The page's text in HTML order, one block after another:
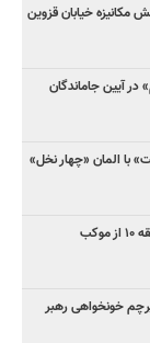
مواکب فرهنگی و پویش «۱۶۸ قدم» در آیین جاماندگان
با المان «چهار نخل»
بازدید سخنگوی شهرداری تهران و شهردار منطقه ۱۰ از موکب
ذیل پرچم خونخواهی رهبر